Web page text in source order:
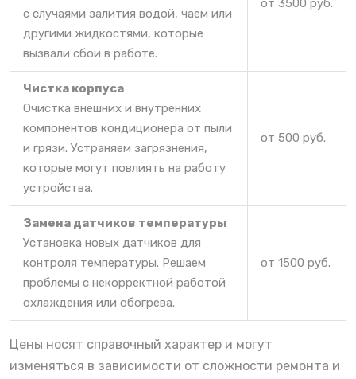
с случаями залития водой, чаем или
другими жидкостями, которые
вызвали сбои в работе.
от 3500 руб.
Чистка корпуса
Очистка внешних и внутренних
компонентов кондиционера от пыли
и грязи. Устраняем загрязнения,
которые могут повлиять на работу
устройства.
от 500 руб.
Замена датчиков температуры
Установка новых датчиков для
контроля температуры. Решаем
проблемы с некорректной работой
охлаждения или обогрева.
от 1500 руб.
Цены носят справочный характер и могут
изменяться в зависимости от сложности ремонта и